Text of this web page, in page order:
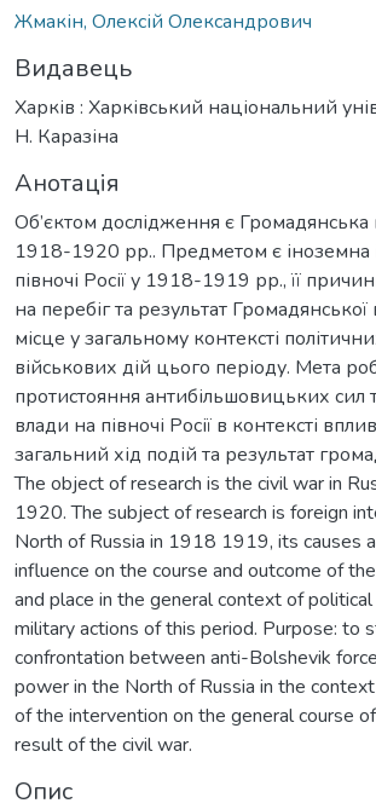
Жмакін, Олексій Олександрович
Видавець
Харків : Харківський національний
Н. Каразіна
Анотація
Об’єктом дослідження є Громадянська
1918-1920 рр.. Предметом є іноземна
півночі Росії у 1918-1919 рр., її
на перебіг та результат Громадянської
місце у загальному контексті
військових дій цього періоду. Мета
протистояння антибільшовицьких сил
влади на півночі Росії в контексті
загальний хід подій та результат
The object of research is the civil war in
1920. The subject of research is foreign
North of Russia in 1918 1919, its causes
influence on the course and outcome of
and place in the general context of
military actions of this period. Purpose: to
confrontation between anti-Bolshevik
power in the North of Russia in the
of the intervention on the general course
result of the civil war.
Опис